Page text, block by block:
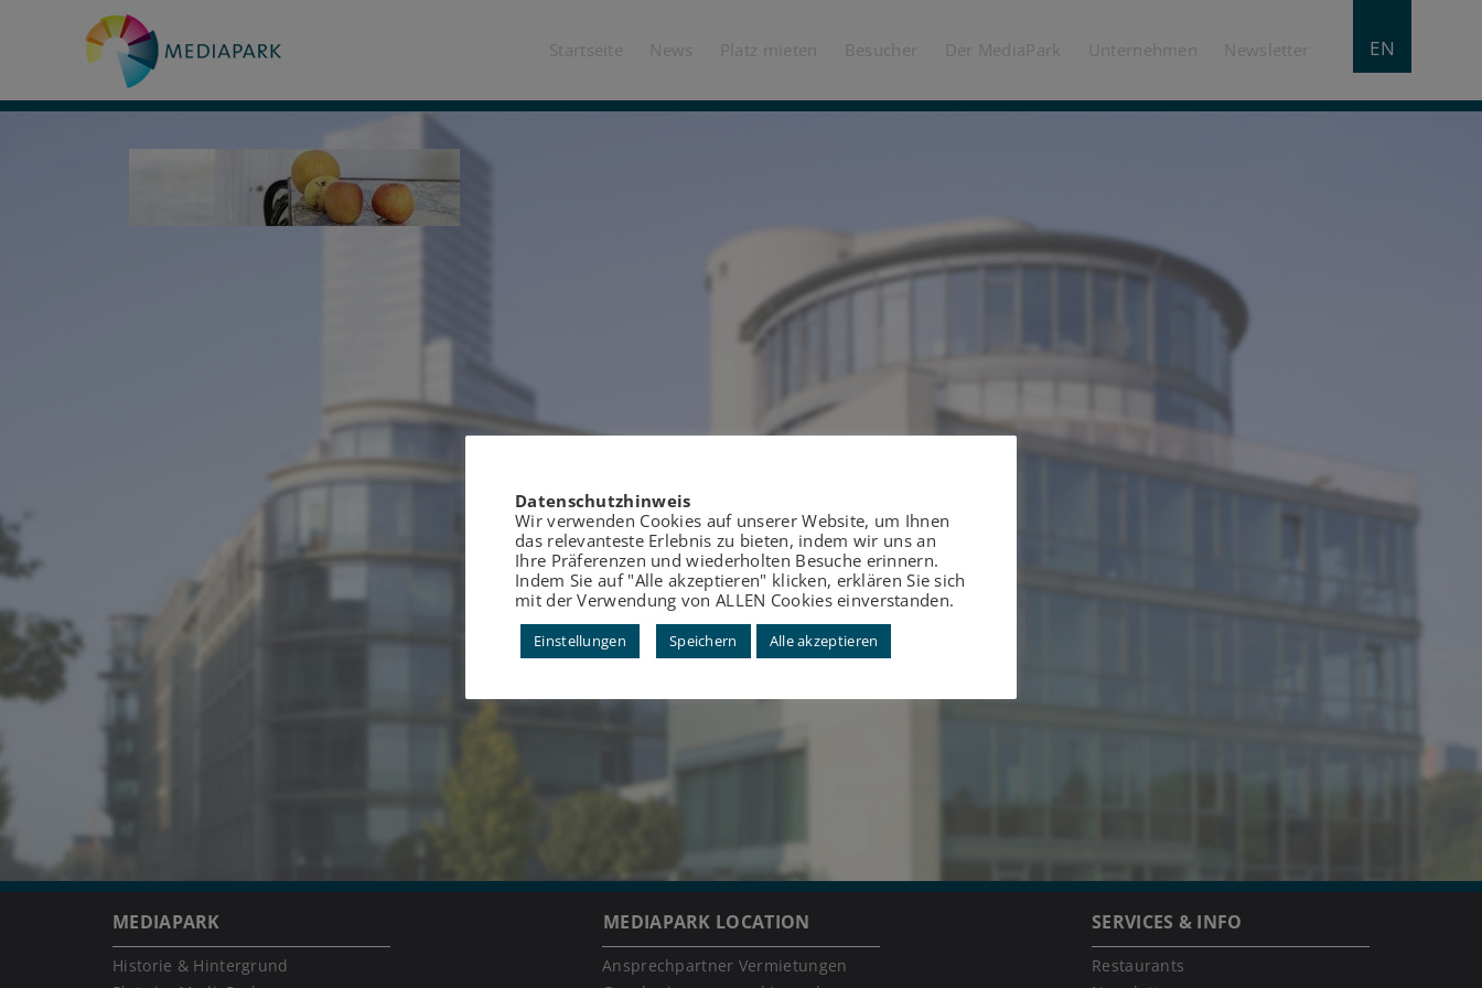
EN
Startseite News Platz mieten Besucher Der MediaPark Unternehmen Newsletter
MEDIAPARK
Historie & Hintergrund
MEDIAPARK LOCATION
Ansprechpartner Vermietungen
SERVICES & INFO
Restaurants
Datenschutzhinweis
Wir verwenden Cookies auf unserer Website, um Ihnen
das relevanteste Erlebnis zu bieten, indem wir uns an
Ihre Präferenzen und wiederholten Besuche erinnern.
Indem Sie auf "Alle akzeptieren" klicken, erklären Sie sich
mit der Verwendung von ALLEN Cookies einverstanden.
Einstellungen Speichern Alle akzeptieren